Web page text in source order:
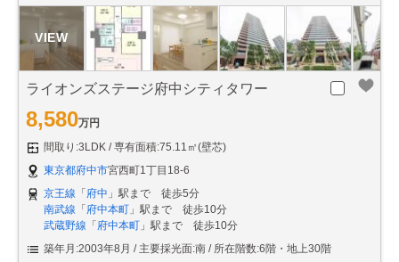
ライオンズステージ府中シティタワー
8,580万円
間取り:3LDK
専有面積:75.11㎡(壁芯)
東京都府中市宮西町1丁目18-6
京王線 「府中 」駅まで 徒歩5分
南武線 「府中本町 」駅まで 徒歩10分
武蔵野線 「府中本町 」駅まで 徒歩10分
築年月:2003年8月
主要採光面:南 所在階数:6階・地上30階